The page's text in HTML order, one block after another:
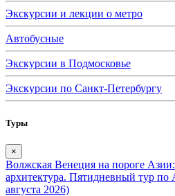
Экскурсии и лекции о метро
Автобусные
Экскурсии в Подмосковье
Экскурсии по Санкт-Петербургу
Туры
×
Волжская Венеция на пороге
архитектура. Пятидневный тур по
августа 2026)